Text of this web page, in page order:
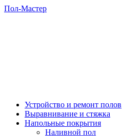
Пол-Мастер
Устройство и ремонт полов
Выравнивание и стяжка
Напольные покрытия
Наливной пол